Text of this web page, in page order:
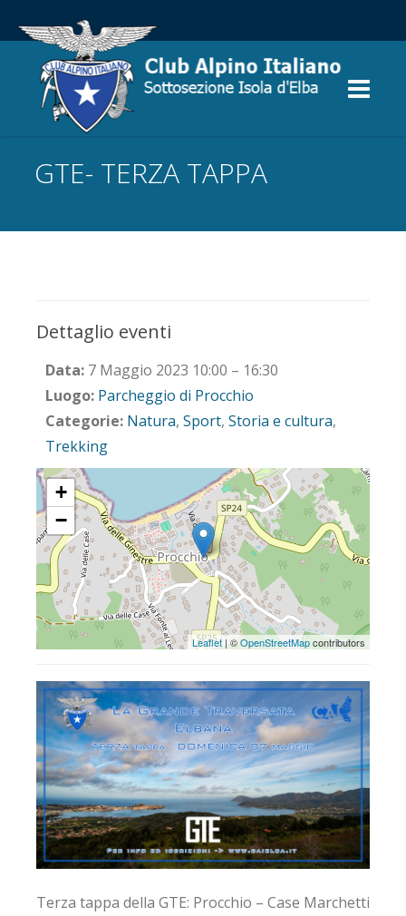
GTE- TERZA TAPPA
Dettaglio eventi
Data: 7 Maggio 2023 10:00 – 16:30
Luogo: Parcheggio di Procchio
Categorie: Natura, Sport, Storia e cultura,
Trekking
+
−
Leaflet | ©OpenStreetMapcontributors
Terza tappa della GTE: Procchio – Case Marchetti